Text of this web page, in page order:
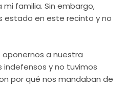
familia. Sin embargo,
estado en este recinto y no
oponernos a nuestra
y no tuvimos
por qué nos mandaban de